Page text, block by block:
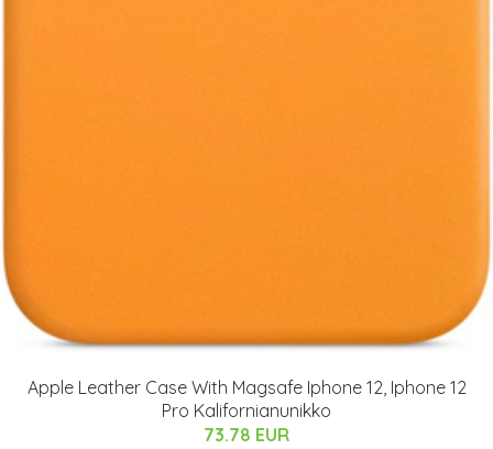
Apple Leather Case With Magsafe Iphone 12, Iphone 12
Pro Kalifornianunikko
73.78 EUR